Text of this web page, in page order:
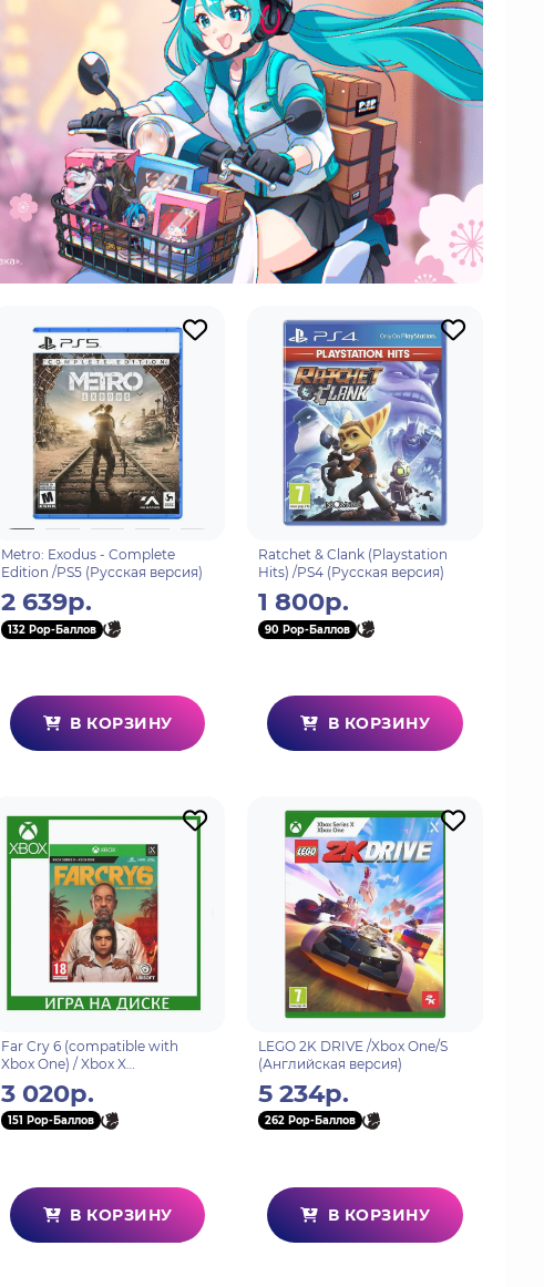
Metro: Exodus - Complete
Edition /PS5 (Русская версия)
2 639р.
132 Pop-Баллов
В КОРЗИНУ
Ratchet & Clank (Playstation
Hits) /PS4 (Русская версия)
1 800р.
90 Pop-Баллов
В КОРЗИНУ
Far Cry 6 (compatible with
Xbox One) / Xbox X
3 020р.
151 Pop-Баллов
В КОРЗИНУ
LEGO 2K DRIVE /Xbox One/S
(Английская версия)
5 234р.
262 Pop-Баллов
В КОРЗИНУ